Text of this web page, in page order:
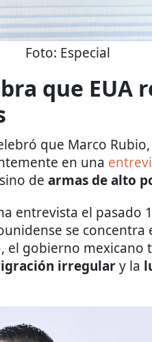
Foto: Especial
que EUA
que Marco
en una
de armas de alto
entrevista el pasado
se concentra
, el gobierno mexicano
irregulary la